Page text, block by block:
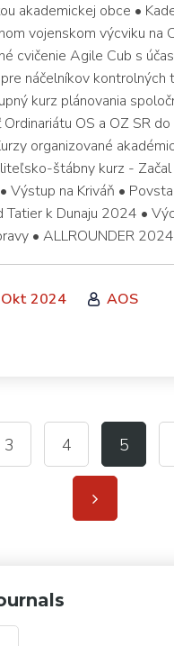
akademickej obce •
vojenskom výcviku na
cvičenie Agile Cub s
náčelníkov kontrolných
kurz plánovania
OS a OZ SR do
organizované
štábny kurz - Začal
Výstup na Kriváň •
Tatier k Dunaju 2024 •
• ALLROUNDER 2024
2024 AOS
3 4 5